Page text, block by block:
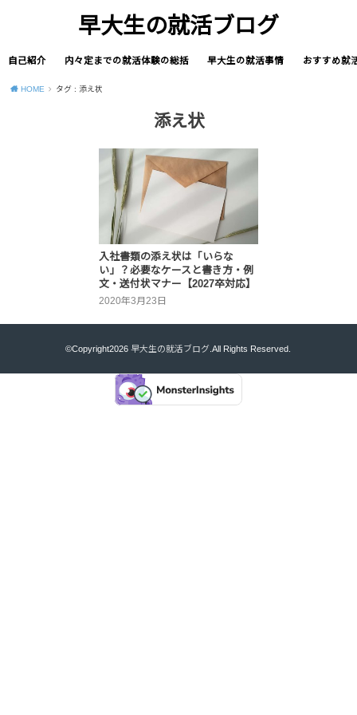
早大生の就活ブログ
自己紹介 内々定までの就活体験の総括 早大生の就活事情 おすすめ就
HOME タグ : 添え状
添え状
入社書類の添え状は「いらな
い」？必要なケースと書き方・例
文・送付状マナー【2027卒対応】
2020年3月23日
©Copyright2026早大生の就活ブログ .All Rights Reserved.